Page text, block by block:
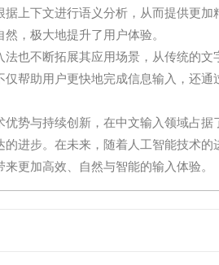
上下文进行语义分析，从而提供更
，极大地提升了用户体验。
也不断拓展其应用场景，从传统的
帮助用户更快地完成信息输入，还
势与持续创新，在中文输入领域占
进步。在未来，随着人工智能技术
更加高效、自然与智能的输入体验。